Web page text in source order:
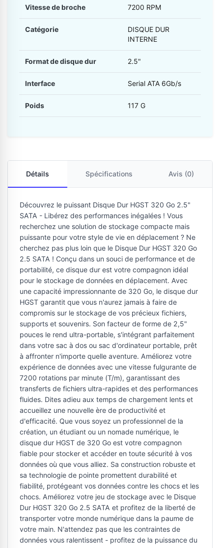
Vitesse de broche 7200 RPM
Catégorie
DISQUE DUR
INTERNE
Format de disque dur 2.5"
Interface Serial ATA 6Gb/s
Poids 117 G
Détails Spécifications Avis (0)
Découvrez le puissant Disque Dur HGST 320 Go 2.5"
SATA - Libérez des performances inégalées ! Vous
recherchez une solution de stockage compacte mais
puissante pour votre style de vie en déplacement ? Ne
cherchez pas plus loin que le Disque Dur HGST 320 Go
2.5 SATA ! Conçu dans un souci de performance et de
portabilité, ce disque dur est votre compagnon idéal
pour le stockage de données en déplacement. Avec
une capacité impressionnante de 320 Go, le disque dur
HGST garantit que vous n'aurez jamais à faire de
compromis sur le stockage de vos précieux fichiers,
supports et souvenirs. Son facteur de forme de 2,5"
pouces le rend ultra-portable, s'intégrant parfaitement
dans votre sac à dos ou sac d'ordinateur portable, prêt
à affronter n'importe quelle aventure. Améliorez votre
expérience de données avec une vitesse fulgurante de
7200 rotations par minute (T/m), garantissant des
transferts de fichiers ultra-rapides et des performances
fluides. Dites adieu aux temps de chargement lents et
accueillez une nouvelle ère de productivité et
d'efficacité. Que vous soyez un professionnel de la
création, un étudiant ou un nomade numérique, le
disque dur HGST de 320 Go est votre compagnon
fiable pour stocker et accéder en toute sécurité à vos
données où que vous alliez. Sa construction robuste et
sa technologie de pointe promettent durabilité et
fiabilité, protégeant vos données contre les chocs et les
chocs. Améliorez votre jeu de stockage avec le Disque
Dur HGST 320 Go 2.5 SATA et profitez de la liberté de
transporter votre monde numérique dans la paume de
votre main. N'attendez pas que les contraintes de
données vous ralentissent - profitez de la puissance du